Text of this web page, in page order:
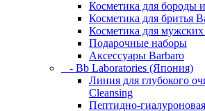
Косметика для бороды
Косметика для бритья
Косметика для
Подарочные наборы
Аксессуары Barbaro
- Bb Laboratories (Япония)
Линия для глубокого
Cleansing
Пептидно-